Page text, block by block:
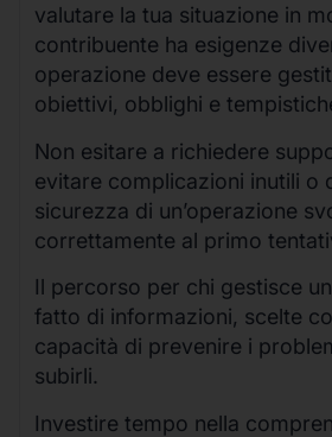
valutare la tua situazione in
contribuente ha esigenze
operazione deve essere
obiettivi, obblighi e
Non esitare a richiedere
evitare complicazioni inutili o
sicurezza di un’operazione
correttamente al primo
Il percorso per chi gestisce
fatto di informazioni, scelte
capacità di prevenire i
subirli.
Investire tempo nella